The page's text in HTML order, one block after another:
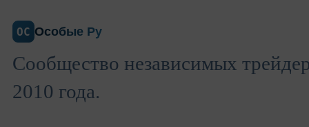
ОС Особые Ру
Сообщество независимых
2010 года.